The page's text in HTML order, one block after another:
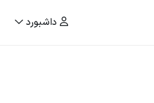
داشبورد